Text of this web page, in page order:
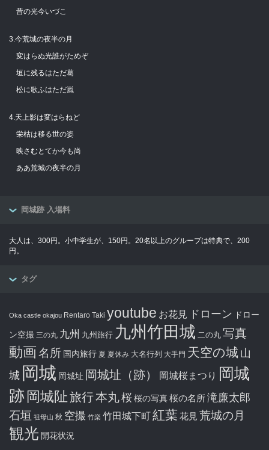
昔の光今いづこ
3.今荒城の夜半の月
変はらぬ光誰がためぞ
垣に残るはただ葛
松に歌ふはただ嵐
4.天上影は変はらねど
栄枯は移る世の姿
映さむとてか今も尚
ああ荒城の夜半の月
岡城跡 入場料
大人は、300円。小中学生が、150円。20名以上のグループは特典で、200
円。
タグ
Oka castle okajou Rentaro Taki youtube お花見 ドローン ドロー
ン空撮 三の丸 九州 九州旅行 九州竹田城 二の丸 写真
動画名所 国内旅行 夏 夏休み 大名行列 大手門 天空の城 山
城 岡城 岡城址 岡城址（跡） 岡城桜まつり
岡城
跡 岡城阯旅行本丸桜桜の写真桜の名所滝廉太郎
石垣 祖母山 秋 空撮 竹楽 竹田城下町紅葉 花見 荒城の月
観光 開花状況